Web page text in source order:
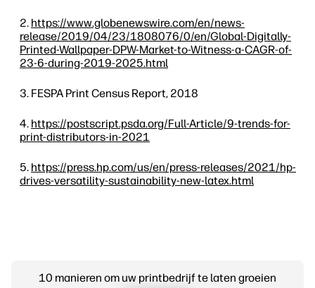
https://www.globenewswire.com/en/news-
release/2019/04/23/1808076/0/en/Global-Digitally-
Printed-Wallpaper-DPW-Market-to-Witness-a-CAGR-of-
23-6-during-2019-2025.html
FESPA Print Census Report, 2018
https://postscript.psda.org/Full-Article/9-trends-for-
print-distributors-in-2021
https://press.hp.com/us/en/press-releases/2021/hp-
drives-versatility-sustainability-new-latex.html
10 manieren om uw printbedrijf te laten groeien